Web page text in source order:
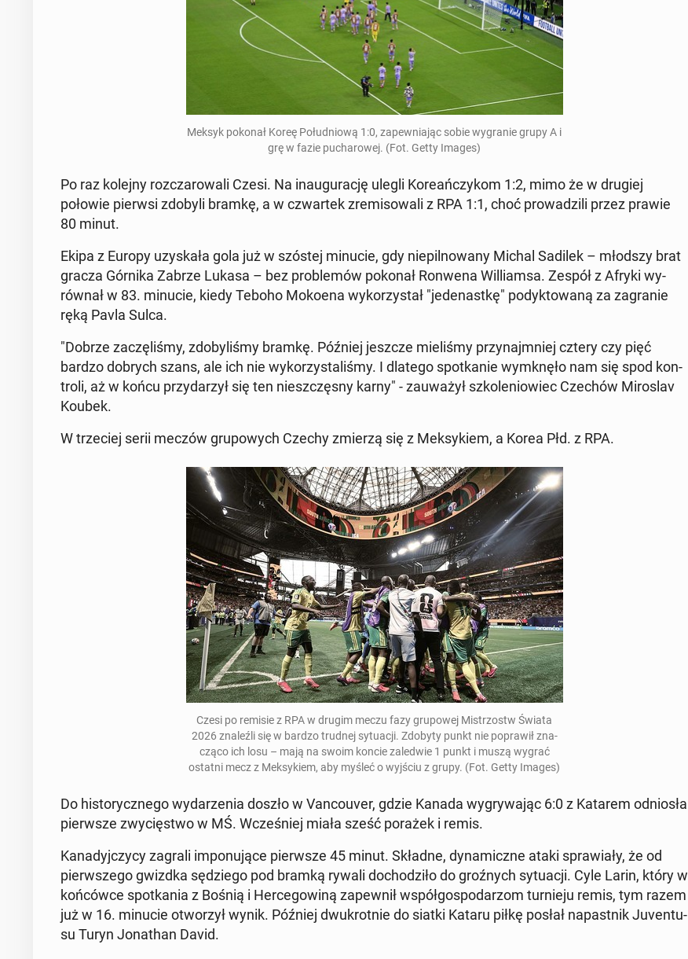
Meksyk pokonał Koreę Po­łu­dnio­wą 1:0, za­pew­nia­jąc sobie wy­gra­nie grupy A i
grę w fazie pu­cha­ro­wej. (Fot. Getty Images)
Po raz kolejny roz­cza­ro­wa­li Czesi. Na in­au­gu­ra­cję ulegli Ko­re­ań­czy­kom 1:2, mimo że w drugiej
połowie pierwsi zdobyli bramkę, a w czwar­tek zre­mi­so­wa­li z RPA 1:1, choć pro­wa­dzi­li przez prawie
80 minut.
Ekipa z Europy uzy­ska­ła gola już w szóstej minucie, gdy nie­pil­no­wa­ny Michal Sadilek – młodszy brat
gracza Górnika Zabrze Lukasa – bez pro­ble­mów pokonał Ronwena Wil­liam­sa. Zespół z Afryki wy­
rów­nał w 83. minucie, kiedy Teboho Mokoena wy­ko­rzy­stał "je­de­nast­kę" po­dyk­to­wa­ną za za­gra­nie
ręką Pavla Sulca.
"Dobrze za­czę­li­śmy, zdo­by­li­śmy bramkę. Później jeszcze mie­li­śmy przy­naj­mniej cztery czy pięć
bardzo dobrych szans, ale ich nie wy­ko­rzy­sta­li­śmy. I dlatego spo­tka­nie wy­mknę­ło nam się spod kon­
tro­li, aż w końcu przy­da­rzył się ten nie­szczę­sny karny" - za­uwa­żył szko­le­nio­wiec Czechów Mi­ro­slav
Koubek.
W trze­ciej serii meczów gru­po­wych Czechy zmierzą się z Mek­sy­kiem, a Korea Płd. z RPA.
Czesi po remisie z RPA w drugim meczu fazy gru­po­wej Mi­strzostw Świata
2026 zna­leź­li się w bardzo trudnej sy­tu­acji. Zdobyty punkt nie po­pra­wił zna­
czą­co ich losu – mają na swoim koncie za­le­d­wie 1 punkt i muszą wygrać
ostatni mecz z Mek­sy­kiem, aby myśleć o wyjściu z grupy. (Fot. Getty Images)
Do hi­sto­rycz­ne­go wy­da­rze­nia doszło w Van­co­uver, gdzie Kanada wy­gry­wa­jąc 6:0 z Katarem od­nio­sła
pierw­sze zwy­cię­stwo w MŚ. Wcze­śniej miała sześć porażek i remis.
Ka­na­dyj­czy­cy zagrali im­po­nu­ją­ce pierw­sze 45 minut. Składne, dy­na­micz­ne ataki spra­wia­ły, że od
pierw­sze­go gwizdka sę­dzie­go pod bramką rywali do­cho­dzi­ło do groź­nych sy­tu­acji. Cyle Larin, który w
koń­ców­ce spo­tka­nia z Bośnią i Her­ce­go­wi­ną za­pew­nił współ­go­spo­da­rzom tur­nie­ju remis, tym razem
już w 16. minucie otwo­rzył wynik. Później dwu­krot­nie do siatki Kataru piłkę posłał na­past­nik Ju­ven­tu­
su Turyn Jo­na­than David.